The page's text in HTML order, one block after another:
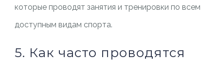
которые проводят занятия и тренировки по всем
доступным видам спорта.
5. Как часто проводятся